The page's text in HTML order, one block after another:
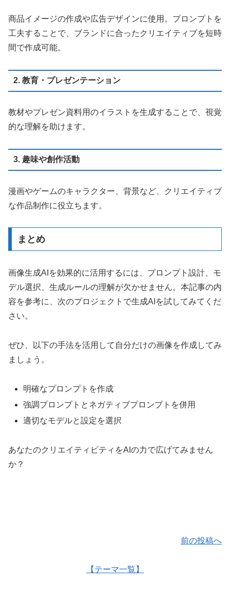
商品イメージの作成や広告デザインに使用。プロンプトを
工夫することで、ブランドに合ったクリエイティブを短時
間で作成可能。
2. 教育・プレゼンテーション
教材やプレゼン資料用のイラストを生成することで、視覚
的な理解を助けます。
3. 趣味や創作活動
漫画やゲームのキャラクター、背景など、クリエイティブ
な作品制作に役立ちます。
まとめ
画像生成AIを効果的に活用するには、プロンプト設計、モ
デル選択、生成ルールの理解が欠かせません。本記事の内
容を参考に、次のプロジェクトで生成AIを試してみてくだ
さい。
ぜひ、以下の手法を活用して自分だけの画像を作成してみ
ましょう。
明確なプロンプトを作成
強調プロンプトとネガティブプロンプトを併用
適切なモデルと設定を選択
あなたのクリエイティビティをAIの力で広げてみません
か？
前の投稿へ
【テーマ一覧】